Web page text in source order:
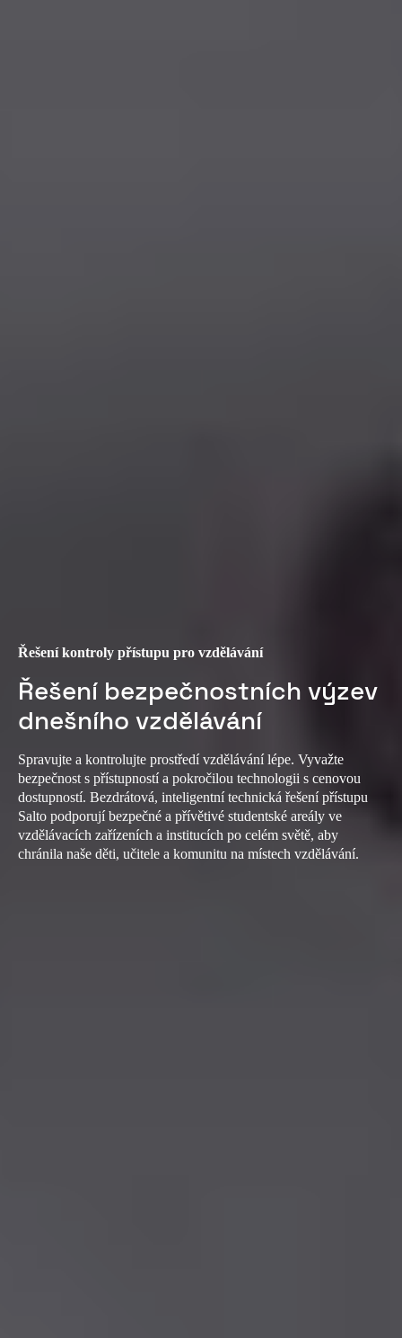
Řešení kontroly přístupu pro vzdělávání
Řešení bezpečnostních výzev
dnešního vzdělávání
Spravujte a kontrolujte prostředí vzdělávání lépe. Vyvažte
bezpečnost s přístupností a pokročilou technologii s cenovou
dostupností. Bezdrátová, inteligentní technická řešení přístupu
Salto podporují bezpečné a přívětivé studentské areály ve
vzdělávacích zařízeních a institucích po celém světě, aby
chránila naše děti, učitele a komunitu na místech vzdělávání.